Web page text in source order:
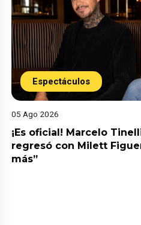
Espectáculos
05 Ago 2026
¡Es oficial! Marcelo
regresó con Milett
más”